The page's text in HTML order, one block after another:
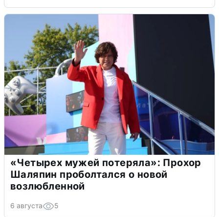
«Четырех мужей потеряла»: Прохор
Шаляпин проболтался о новой
возлюбленной
6 августа 5